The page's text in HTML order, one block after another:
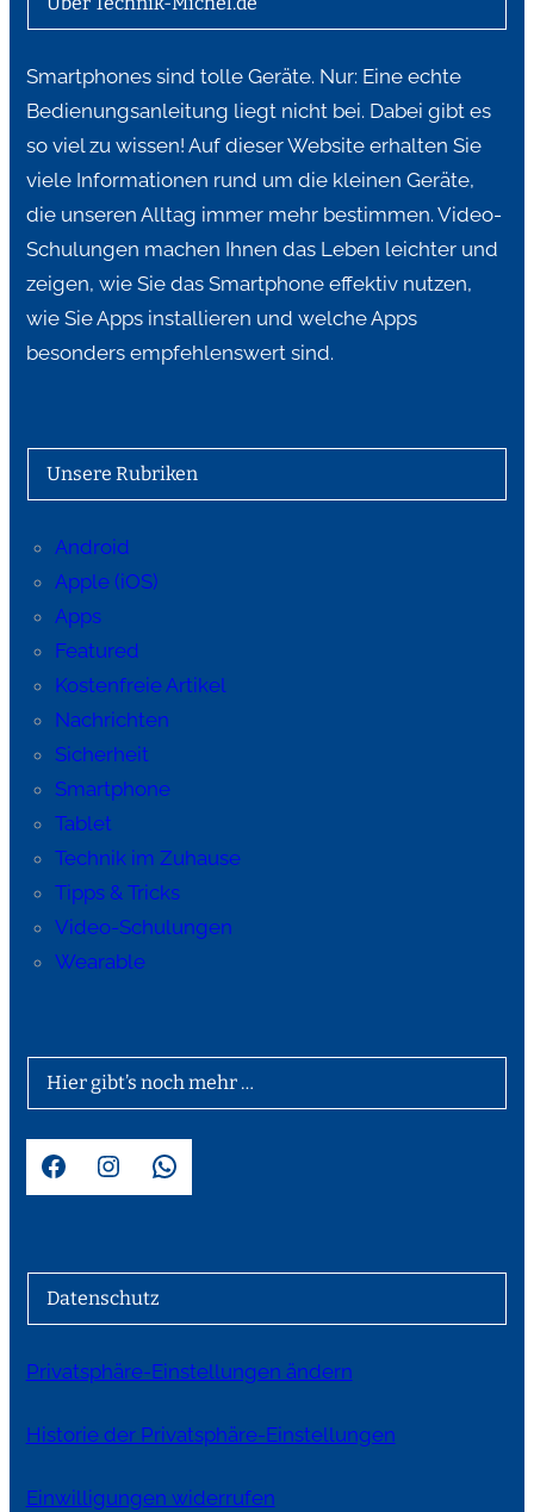
Smartphones sind tolle Geräte. Nur: Eine echte
Bedienungsanleitung liegt nicht bei. Dabei gibt es
so viel zu wissen! Auf dieser Website erhalten Sie
viele Informationen rund um die kleinen Geräte,
die unseren Alltag immer mehr bestimmen. Video-
Schulungen machen Ihnen das Leben leichter und
zeigen, wie Sie das Smartphone effektiv nutzen,
wie Sie Apps installieren und welche Apps
besonders empfehlenswert sind.
Unsere Rubriken
Android
Apple (iOS)
Apps
Featured
Kostenfreie Artikel
Nachrichten
Sicherheit
Smartphone
Tablet
Technik im Zuhause
Tipps & Tricks
Video-Schulungen
Wearable
Hier gibt’s noch mehr …
Facebook Instagram WhatsApp
Datenschutz
Privatsphäre-Einstellungen ändern
Historie der Privatsphäre-Einstellungen
Einwilligungen widerrufen